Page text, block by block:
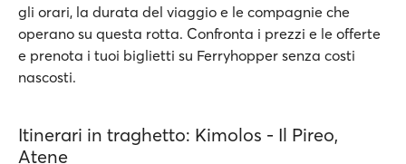
gli orari, la durata del viaggio e le compagnie che
operano su questa rotta. Confronta i prezzi e le offerte
e prenota i tuoi biglietti su Ferryhopper senza costi
nascosti.
Itinerari in traghetto: Kimolos - Il Pireo,
Atene